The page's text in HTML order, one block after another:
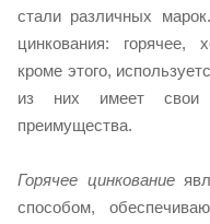
стали различных
цинкования: горячее,
кроме этого,
из них имеет свои
преимущества.
Горячее цинкование
способом,